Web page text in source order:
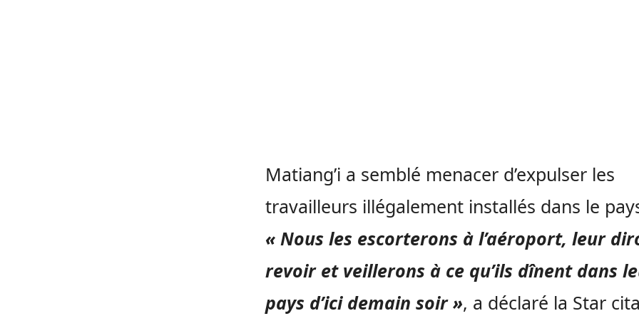
Matiang’i a semblé menacer d’expulser les
travailleurs illégalement installés dans le
« Nous les escorterons à l’aéroport, leur
revoir et veillerons à ce qu’ils dînent dans
pays d’ici demain soir », a déclaré la Star